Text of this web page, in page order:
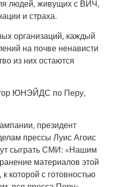
людей, живущих с ВИЧ,
и страха.
организаций, каждый
на почве ненависти
из них остаются
ЮНЭЙДС по Перу,
президент
прессы Луис Агоис
сыграть СМИ: «Нашим
материалов этой
которой с готовностью